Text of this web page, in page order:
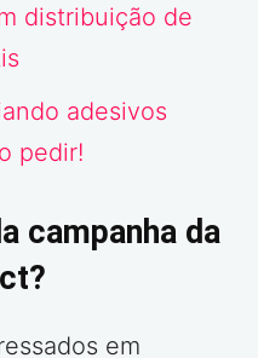
distribuição de
adesivos
pedir!
campanha da
em